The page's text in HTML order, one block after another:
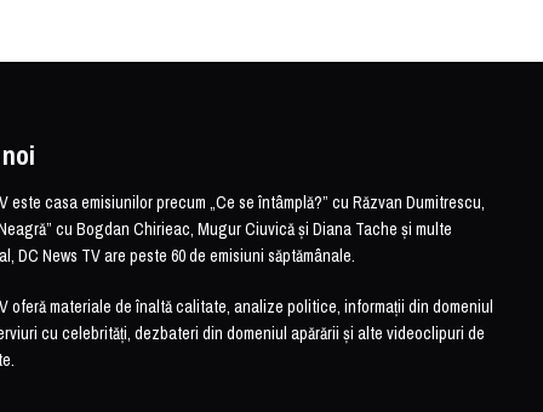
este casa emisiunilor precum „Ce se întâmplă?” cu Răzvan Dumitrescu,
cu Bogdan Chirieac, Mugur Ciuvică și Diana Tache și multe
DC News TV are peste 60 de emisiuni săptămânale.
oferă materiale de înaltă calitate, analize politice, informații din domeniul
cu celebrități, dezbateri din domeniul apărării și alte videoclipuri de